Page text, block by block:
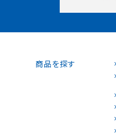
商品を探す